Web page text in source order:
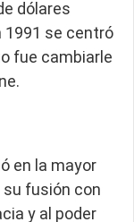
dólares
1991 se centró
fue cambiarle
en la mayor
fusión con
y al poder